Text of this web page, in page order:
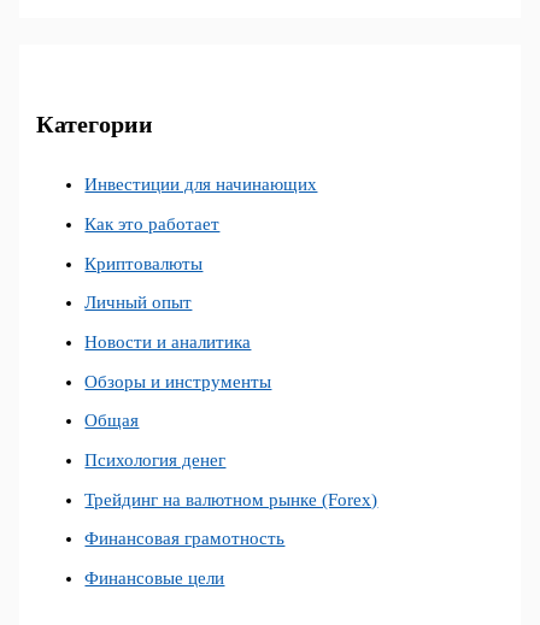
Категории
Инвестиции для начинающих
Как это работает
Криптовалюты
Личный опыт
Новости и аналитика
Обзоры и инструменты
Общая
Психология денег
Трейдинг на валютном рынке (Forex)
Финансовая грамотность
Финансовые цели